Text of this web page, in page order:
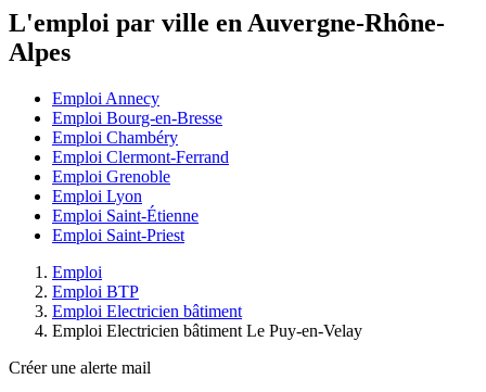
L'emploi par ville en Auvergne-Rhône-
Alpes
Emploi Annecy
Emploi Bourg-en-Bresse
Emploi Chambéry
Emploi Clermont-Ferrand
Emploi Grenoble
Emploi Lyon
Emploi Saint-Étienne
Emploi Saint-Priest
Emploi
Emploi BTP
Emploi Electricien bâtiment
Emploi Electricien bâtiment Le Puy-en-Velay
Créer une alerte mail